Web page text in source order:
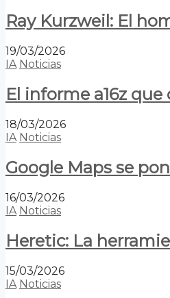
Ray Kurzweil: El
19/03/2026
IA Noticias
El informe a16z
18/03/2026
IA Noticias
Google Maps se
16/03/2026
IA Noticias
Heretic: La
15/03/2026
IA Noticias